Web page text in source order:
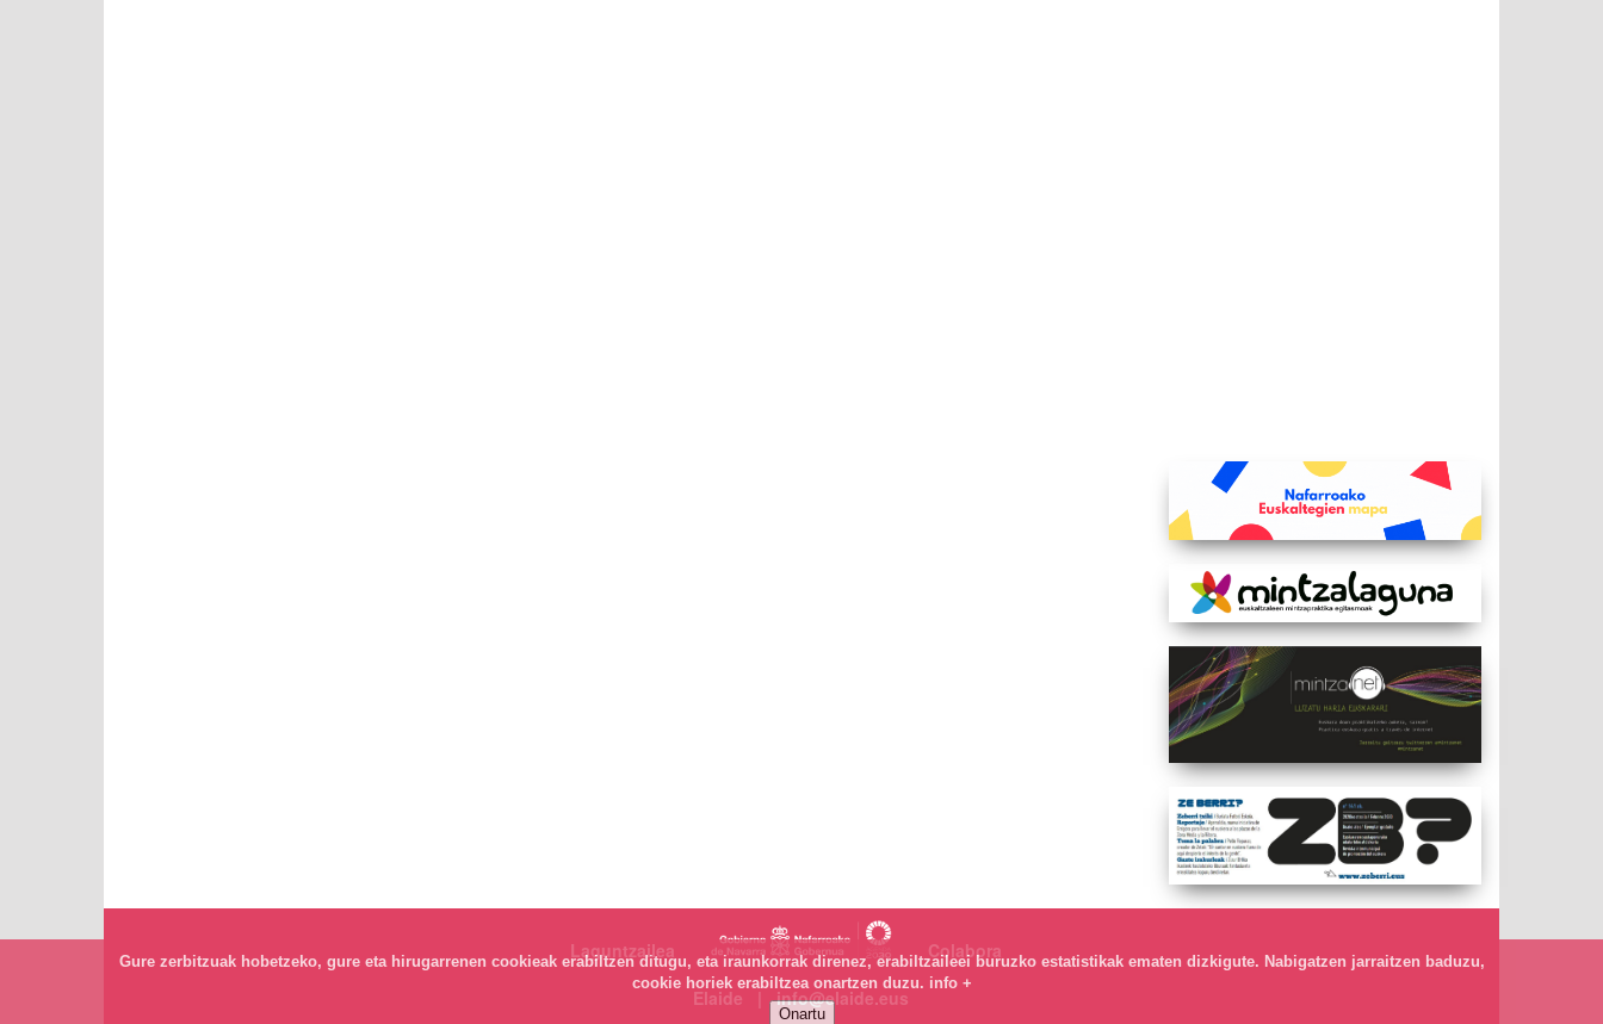
Laguntzailea
Colabora
Elaide | info@elaide.eus
Gure zerbitzuak hobetzeko, gure eta hirugarrenen cookieak erabiltzen ditugu, eta iraunkorrak direnez, erabiltzaileei buruzko estatistikak ematen dizkigute. Nabigatzen jarraitzen baduzu,
cookie horiek erabiltzea onartzen duzu. info +